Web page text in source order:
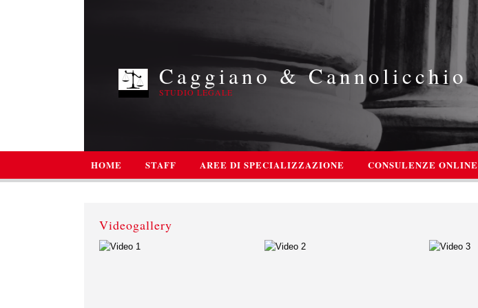
Caggiano & Cannolicchio
STUDIO LEGALE
HOME STAFF AREE DI SPECIALIZZAZIONE CONSULENZE ONLINE
Videogallery